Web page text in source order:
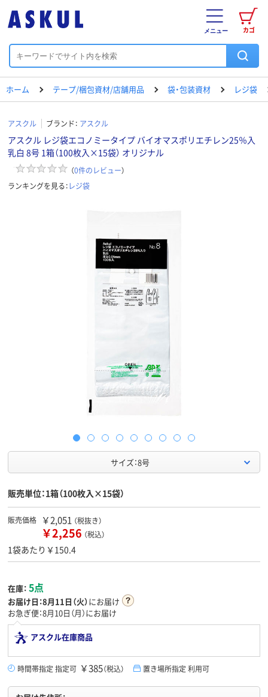
カゴ
メニュー
ホーム テープ/梱包資材/店舗用品 袋・包装資材 レジ袋
アスクル ブランド： アスクル
アスクル レジ袋エコノミータイプ バイオマスポリエチレン25％入
乳白 8号 1箱（100枚入×15袋） オリジナル
（0件のレビュー）
ランキングを見る：レジ袋
サイズ：8号
販売単位：1箱（100枚入×15袋）
販売価格 ￥2,051 （税抜き）
￥2,256 （税込）
1袋あたり￥150.4
在庫： 5点
お届け日：8月11日（火）にお届け
お急ぎ便：8月10日（月）にお届け
アスクル在庫商品
時間帯指定 指定可 ￥385（税込） 置き場所指定 利用可